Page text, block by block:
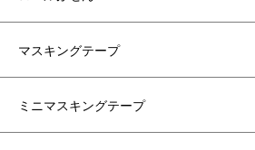
マスキングテープ
ミニマスキングテープ